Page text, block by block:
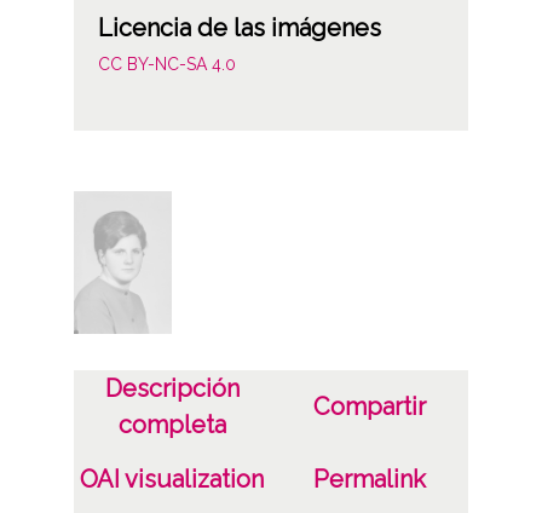
Licencia de las imágenes
CC BY-NC-SA 4.0
Descripción
completa
Compartir
OAI visualization Permalink